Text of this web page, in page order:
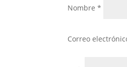
Nombre*
Correo